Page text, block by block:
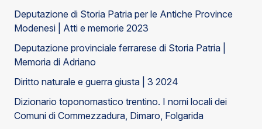
Deputazione di Storia Patria per le Antiche Province
Modenesi | Atti e memorie 2023
Deputazione provinciale ferrarese di Storia Patria |
Memoria di Adriano
Diritto naturale e guerra giusta | 3 2024
Dizionario toponomastico trentino. I nomi locali dei
Comuni di Commezzadura, Dimaro, Folgarida